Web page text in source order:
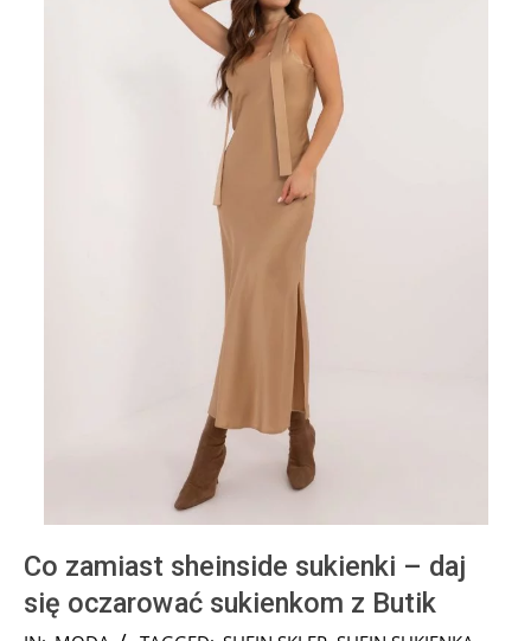
Co zamiast sheinside sukienki – daj
się oczarować sukienkom z Butik
2024-